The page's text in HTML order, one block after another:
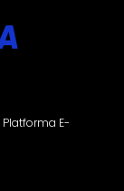
Platforma E-